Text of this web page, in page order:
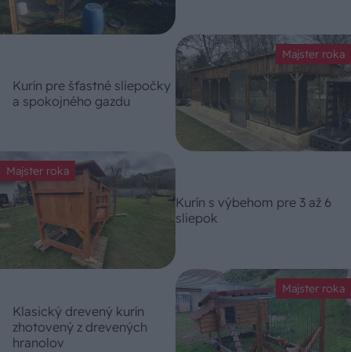
Majster roka
Kurín pre šťastné sliepočky
a spokojného gazdu
Majster roka
Kurín s výbehom pre 3 až 6
sliepok
Majster roka
Klasický drevený kurín
zhotovený z drevených
hranolov